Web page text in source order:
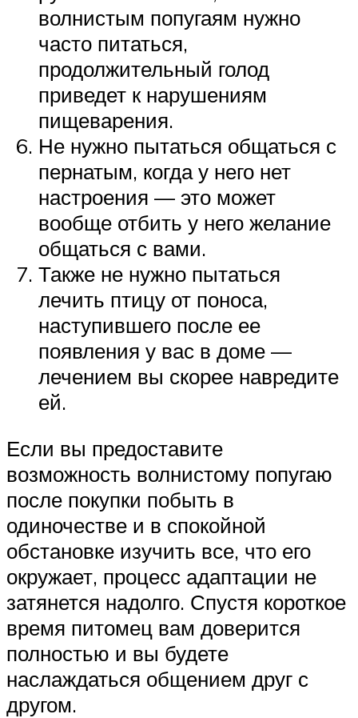
волнистым попугаям нужно
часто питаться,
продолжительный голод
приведет к нарушениям
пищеварения.
Не нужно пытаться общаться с
пернатым, когда у него нет
настроения — это может
вообще отбить у него желание
общаться с вами.
Также не нужно пытаться
лечить птицу от поноса,
наступившего после ее
появления у вас в доме —
лечением вы скорее навредите
ей.
Если вы предоставите
возможность волнистому попугаю
после покупки побыть в
одиночестве и в спокойной
обстановке изучить все, что его
окружает, процесс адаптации не
затянется надолго. Спустя короткое
время питомец вам доверится
полностью и вы будете
наслаждаться общением друг с
другом.